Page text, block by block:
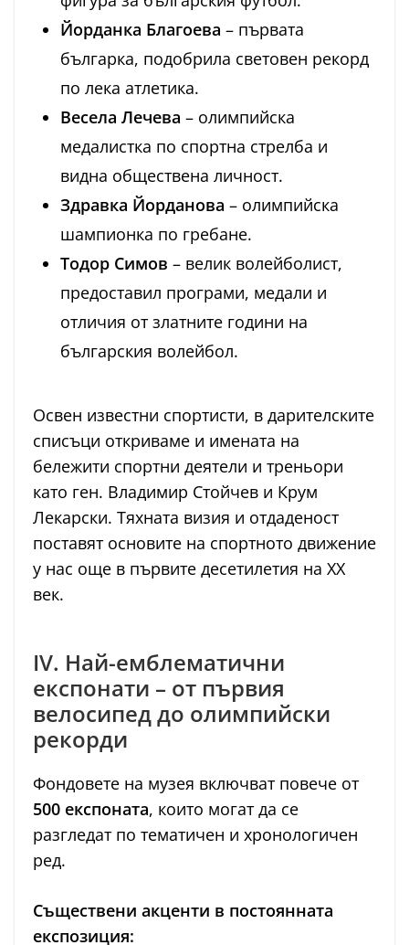
Йорданка Благоева – първата
българка, подобрила световен рекорд
по лека атлетика.
Весела Лечева – олимпийска
медалистка по спортна стрелба и
видна обществена личност.
Здравка Йорданова – олимпийска
шампионка по гребане.
Тодор Симов – велик волейболист,
предоставил програми, медали и
отличия от златните години на
българския волейбол.
Освен известни спортисти, в дарителските
списъци откриваме и имената на
бележити спортни деятели и треньори
като ген. Владимир Стойчев и Крум
Лекарски. Тяхната визия и отдаденост
поставят основите на спортното движение
у нас още в първите десетилетия на XX
век.
IV. Най-емблематични
експонати – от първия
велосипед до олимпийски
рекорди
Фондовете на музея включват повече от
500 експоната, които могат да се
разгледат по тематичен и хронологичен
ред.
Съществени акценти в постоянната
експозиция: